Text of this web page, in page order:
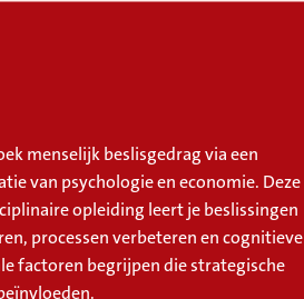
menselijk beslisgedrag via een
van psychologie en economie. Deze
opleiding leert je beslissingen
processen verbeteren en cognitieve
factoren begrijpen die strategische